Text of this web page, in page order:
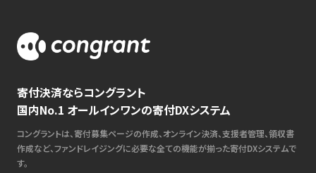
寄付決済ならコングラント
国内No.1 オールインワンの寄付DXシステム
コングラントは、寄付募集ページの作成、オンライン決済、支援者管理、領収書
作成など、ファンドレイジングに必要な全ての機能が揃った寄付DXシステムで
す。